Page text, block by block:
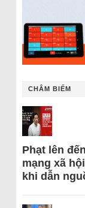
CHÂM BIẾM
Phạt lên
mạng xã
khi dẫn